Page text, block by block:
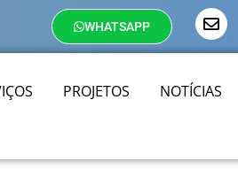
WHATSAPP
PROJETOS NOTÍCIAS